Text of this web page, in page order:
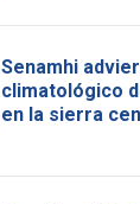
Senamhi
climatológico
en la sierra